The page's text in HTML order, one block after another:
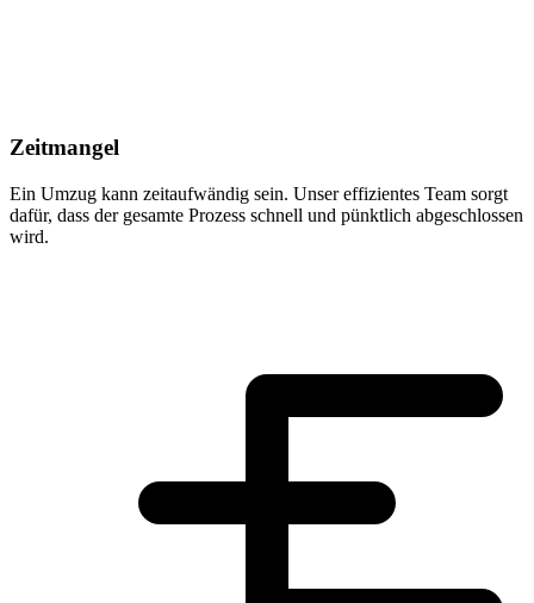
Zeitmangel
Ein Umzug kann zeitaufwändig sein. Unser effizientes Team sorgt
dafür, dass der gesamte Prozess schnell und pünktlich abgeschlossen
wird.